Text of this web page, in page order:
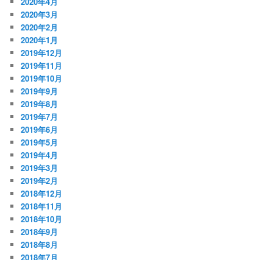
2020年3月
2020年2月
2020年1月
2019年12月
2019年11月
2019年10月
2019年9月
2019年8月
2019年7月
2019年6月
2019年5月
2019年4月
2019年3月
2019年2月
2018年12月
2018年11月
2018年10月
2018年9月
2018年8月
2018年7月